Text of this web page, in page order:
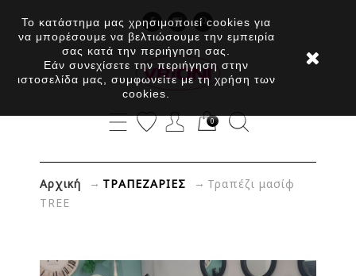
Το κατάστημα μας χρησιμοποιεί cookies για
να μπορέσουμε να βελτιώσουμε την εμπειρία
σας κατά την περιήγηση σας.
Εάν συνεχίσετε την περιήγηση στην
ιστοσελίδα μας, συμφωνείτε με τη χρήση των
cookies.
0
Αρχική →ΤΡΑΠΕΖΑΡΙΕΣ →Τραπέζι μασίφ
TREE